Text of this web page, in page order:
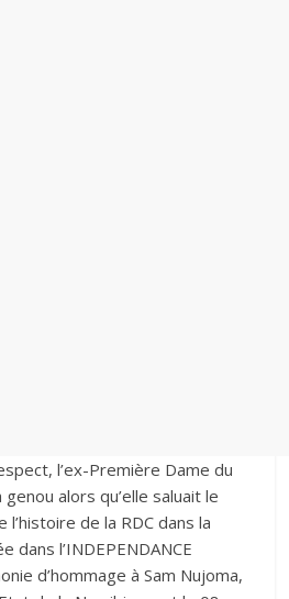
l’ex-Première Dame du
alors qu’elle saluait le
de la RDC dans la
dans l’INDEPENDANCE
d’hommage à Sam Nujoma,